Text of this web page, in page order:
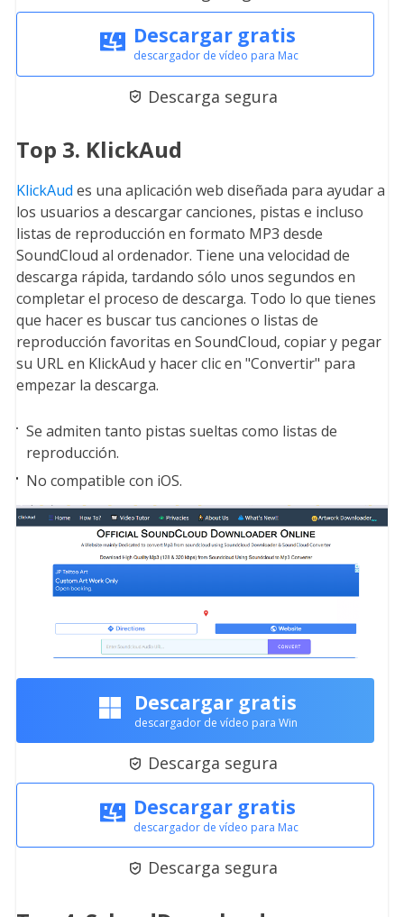
Descargar gratis
descargador de vídeo para Mac
 Descarga segura
Top 3. KlickAud
KlickAud es una aplicación web diseñada para ayudar a
los usuarios a descargar canciones, pistas e incluso
listas de reproducción en formato MP3 desde
SoundCloud al ordenador. Tiene una velocidad de
descarga rápida, tardando sólo unos segundos en
completar el proceso de descarga. Todo lo que tienes
que hacer es buscar tus canciones o listas de
reproducción favoritas en SoundCloud, copiar y pegar
su URL en KlickAud y hacer clic en "Convertir" para
empezar la descarga.
Se admiten tanto pistas sueltas como listas de
reproducción.
No compatible con iOS.
Descargar gratis
descargador de vídeo para Win
 Descarga segura
Descargar gratis
descargador de vídeo para Mac
 Descarga segura